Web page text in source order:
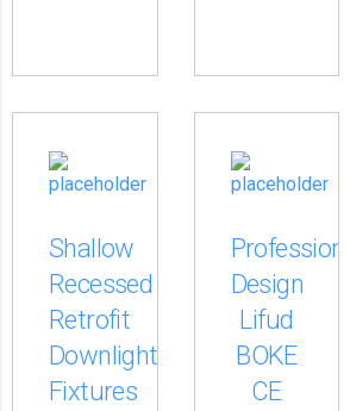
Shallow
Recessed
Retrofit
Downlight
Fixtures
Professional
Design
Lifud
BOKE
CE